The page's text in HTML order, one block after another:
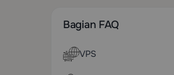
Bagian FAQ
VPS